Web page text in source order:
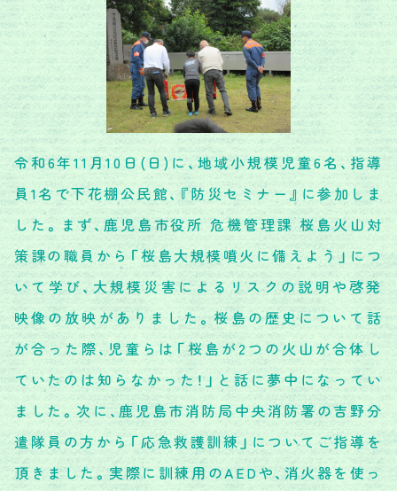
令和6年11月10日(日)に、地域小規模児童6名、指導
員1名で下花棚公民館、『防災セミナー』に参加しま
した。まず、鹿児島市役所 危機管理課 桜島火山対
策課の職員から「桜島大規模噴火に備えよう」につ
いて学び、大規模災害によるリスクの説明や啓発
映像の放映がありました。桜島の歴史について話
が合った際、児童らは「桜島が2つの火山が合体し
ていたのは知らなかった！」と話に夢中になってい
ました。次に、鹿児島市消防局中央消防署の吉野分
遣隊員の方から「応急救護訓練」についてご指導を
頂きました。実際に訓練用のAEDや、消火器を使っ